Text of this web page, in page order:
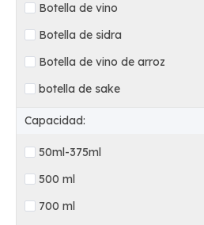
Botella de vino
Botella de sidra
Botella de vino de arroz
botella de sake
Capacidad:
50ml-375ml
500 ml
700 ml